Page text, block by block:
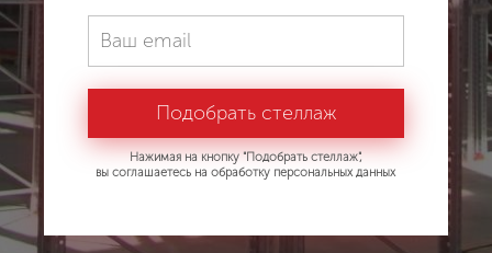
Нажимая на кнопку "Подобрать стеллаж",
вы соглашаетесь на обработку персональных данных